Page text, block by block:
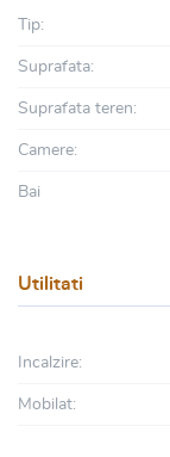
Tip:
Suprafata:
Suprafata teren:
Camere:
Bai
Utilitati
Incalzire:
Mobilat: